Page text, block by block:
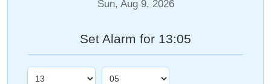
Sun, Aug 9, 2026
Set Alarm for 13:05